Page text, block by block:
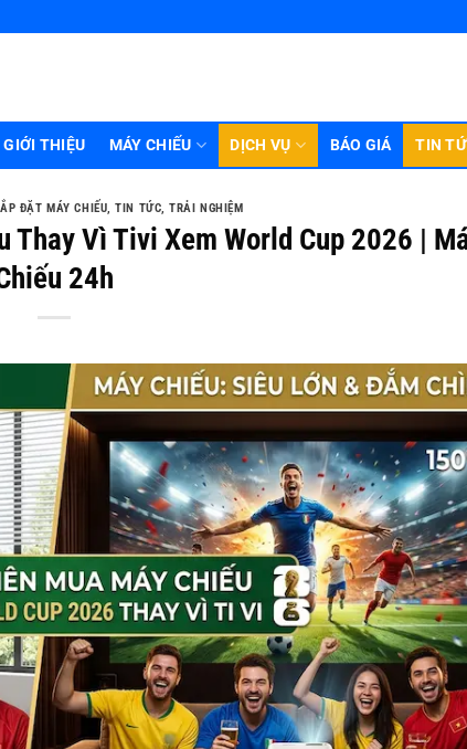
GIỚI THIỆU MÁY CHIẾU DỊCH VỤ BÁO GIÁ TIN
ĐẶT MÁY CHIẾU,TIN TỨC,TRẢI NGHIỆM
Thay Vì Tivi Xem World Cup 2026 |
24h